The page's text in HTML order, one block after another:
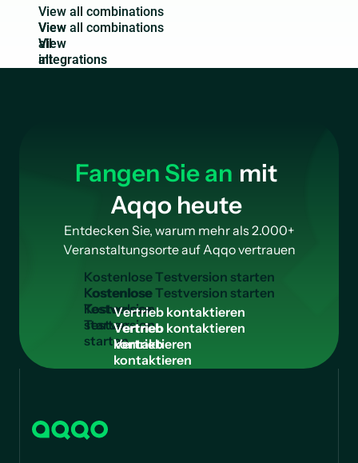
View a combinations
View
all
integrations
Fangen Sie an mit
Aqqo heute
Entdecken Sie, warum mehr als 2.000+
Veranstaltungsorte auf Aqqo vertrauen
KostenloseTestversion starten
Kostenlose
Testversion
starten
Vertrieb kontaktieren
Vertrieb
kontaktieren